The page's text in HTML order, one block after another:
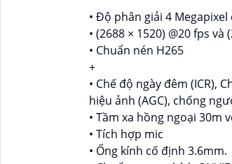
• Độ phân giải 4
• (2688 × 1520) @20 fps và
• Chuẩn nén H265
+
• Chế độ ngày đêm (ICR),
hiệu ảnh (AGC), chống
• Tầm xa hồng ngoại 30m
• Tích hợp mic
• Ống kính cố định 3.6mm.